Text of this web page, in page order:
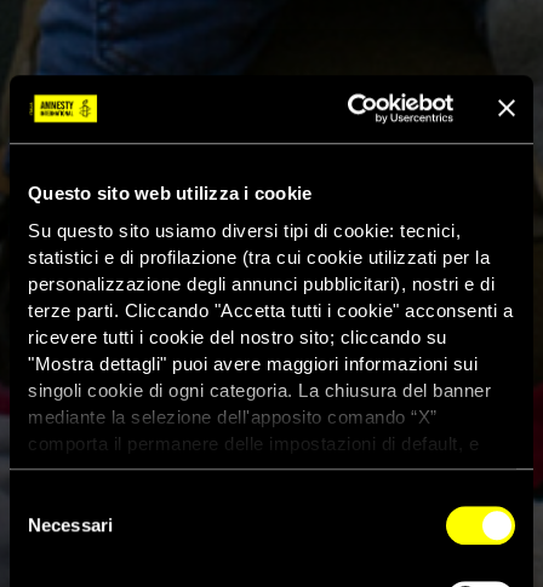
Questo sito web utilizza i cookie
Su questo sito usiamo diversi tipi di cookie: tecnici,
statistici e di profilazione (tra cui cookie utilizzati per la
personalizzazione degli annunci pubblicitari), nostri e di
terze parti. Cliccando "Accetta tutti i cookie" acconsenti a
ricevere tutti i cookie del nostro sito; cliccando su
"Mostra dettagli" puoi avere maggiori informazioni sui
singoli cookie di ogni categoria. La chiusura del banner
mediante la selezione dell'apposito comando “X”
comporta il permanere delle impostazioni di default, e
dunque la continuazione della navigazione con i cookie
dei cookie attivi sul sito clicca
delNecessari